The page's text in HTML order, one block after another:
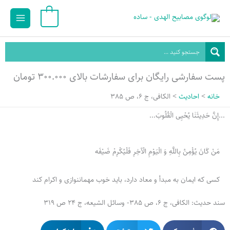
محتوا
Main
پست سفارشی رایگان برای سفارشات بالای ۳۰۰.۰۰۰ تومان
خانه احادیث
الکافی، ج 6، ص 385
...إِنَّ حَدِيثَنٰا یُحْیِی الْقُلُوبَ...
مَنْ كَانَ يُؤْمِنُ بِاللَّهِ وَ الْيَوْمِ الْآخِرِ فَلْيُكْرِمْ ضَيْفَه
کسی که ایمان به مبدأ و معاد دارد، باید خوب مهمان‏نوازی و اکرام کند
سند حدیث: الکافی، ج 6، ص 385- وسائل الشیعه، ج 24 ص 319